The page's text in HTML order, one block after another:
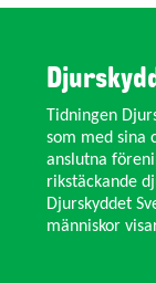
Tidningen
som med sina
anslutna
rikstäckande
Djurskyddet
människor